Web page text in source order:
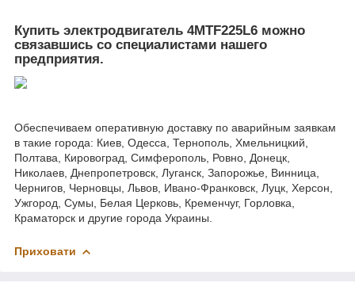
Купить электродвигатель 4MTF225L6 можно
связавшись со специалистами нашего
предприятия.
Обеспечиваем оперативную доставку по аварийным заявкам
в такие города: Киев, Одесса, Тернополь, Хмельницкий,
Полтава, Кировоград, Симферополь, Ровно, Донецк,
Николаев, Днепропетровск, Луганск, Запорожье, Винница,
Чернигов, Черновцы, Львов, Ивано-Франковск, Луцк, Херсон,
Ужгород, Сумы, Белая Церковь, Кременчуг, Горловка,
Краматорск и другие города Украины.
Приховати